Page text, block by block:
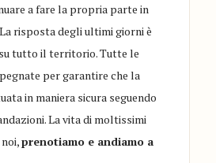
a fare la propria parte in
risposta degli ultimi giorni è
tutto il territorio. Tutte le
per garantire che la
in maniera sicura seguendo
La vita di moltissimi
noi,prenotiamo e andiamo a